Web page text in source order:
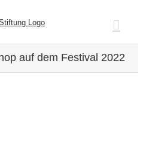
auf dem Festival 2022